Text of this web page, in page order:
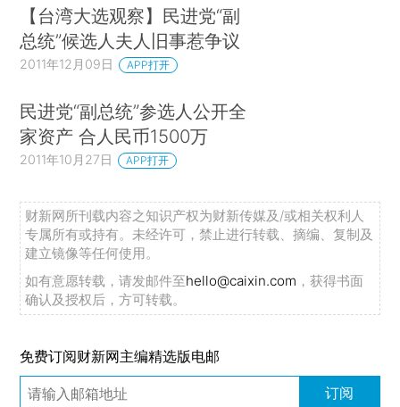
【台湾大选观察】民进党“副
总统”候选人夫人旧事惹争议
2011年12月09日 APP打开
民进党“副总统”参选人公开全
家资产 合人民币1500万
2011年10月27日 APP打开
财新网所刊载内容之知识产权为财新传媒及/或相关权利人
专属所有或持有。未经许可，禁止进行转载、摘编、复制及
建立镜像等任何使用。
如有意愿转载，请发邮件至hello@caixin.com ，获得书面
确认及授权后，方可转载。
免费订阅财新网主编精选版电邮
订阅